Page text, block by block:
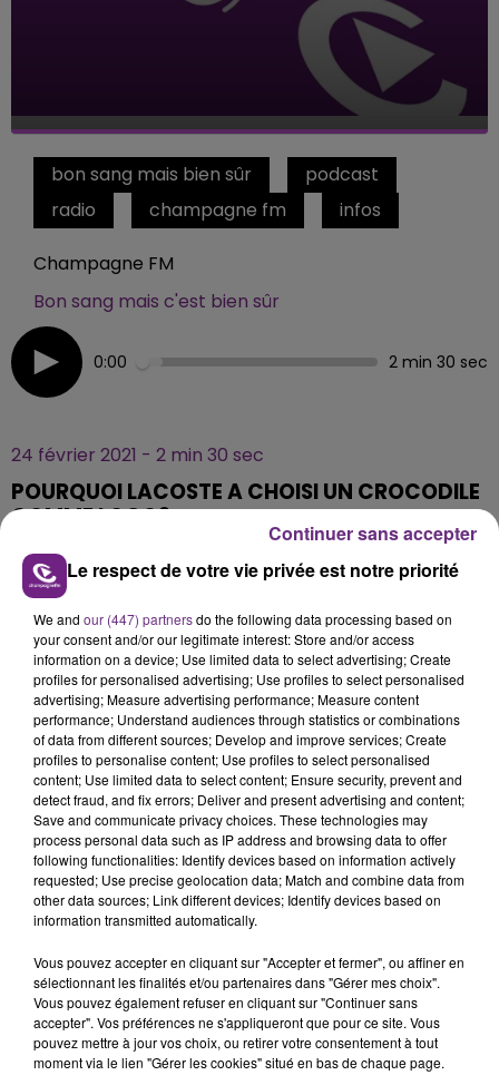
bon sang mais bien sûr
podcast
radio
champagne fm infos
Champagne FM
Bon sang mais c'est bien sûr
0:00 2 min 30 sec
24 février 2021 - 2 min 30 sec
POURQUOI LACOSTE A CHOISI UN CROCODILE
COMME LOGO?
Bon sang mais c'est bien sûr, petit guide des infos non
essentielles mais tellement indispensables
TITRES DIFFUSÉS
1h42
1h42
Le respect de votre vie privée est notre priorité
We and our (447) partnersdo the following data processing based on
your consent and/or our legitimate interest: Store and/or access
information on a device; Use limited data to select advertising; Create
profiles for personalised advertising; Use profiles to select personalised
advertising; Measure advertising performance; Measure content
performance; Understand audiences through statistics or combinations
of data from different sources; Develop and improve services; Create
profiles to personalise content; Use profiles to select personalised
content; Use limited data to select content; Ensure security, prevent and
detect fraud, and fix errors; Deliver and present advertising and content;
Save and communicate privacy choices. These technologies may
process personal data such as IP address and browsing data to offer
following functionalities: Identify devices based on information actively
requested; Use precise geolocation data; Match and combine data from
other data sources; Link different devices; Identify devices based on
information transmitted automatically.
Vous pouvez accepter en cliquant sur "Accepter et fermer", ou affiner en
sélectionnant les finalités et/ou partenaires dans "Gérer mes choix".
Vous pouvez également refuser en cliquant sur "Continuer sans
accepter". Vos préférences ne s'appliqueront que pour ce site. Vous
pouvez mettre à jour vos choix, ou retirer votre consentement à tout
moment via le lien "Gérer les cookies" situé en bas de chaque page.
Continuer sans accepter